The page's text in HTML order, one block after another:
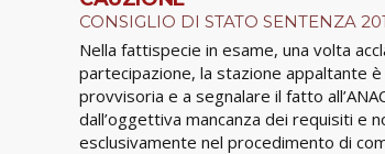
CONSIGLIO DI STATO SENTENZA
Nella fattispecie in esame, una volta
partecipazione, la stazione appaltante
provvisoria e a segnalare il fatto
dall’oggettiva mancanza dei requisiti e
esclusivamente nel procedimento di